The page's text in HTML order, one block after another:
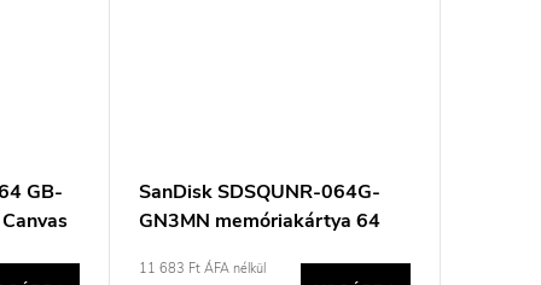
GB-
SanDisk SDSQUNR-064G-
GN3MN memóriakártya 64
11 683 Ft ÁFA nélkül